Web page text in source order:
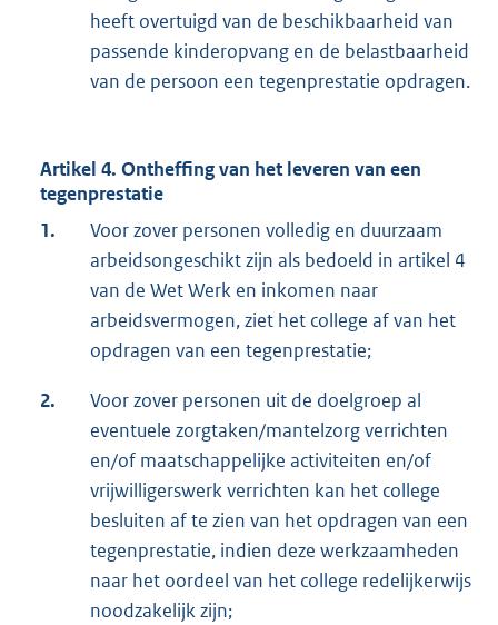
heeft overtuigd van de beschikbaarheid van
passende kinderopvang en de belastbaarheid
van de persoon een tegenprestatie opdragen.
Artikel 4. Ontheffing van het leveren van een
tegenprestatie
1.
Voor zover personen volledig en duurzaam
arbeidsongeschikt zijn als bedoeld in artikel 4
van de Wet Werk en inkomen naar
arbeidsvermogen, ziet het college af van het
opdragen van een tegenprestatie;
2.
Voor zover personen uit de doelgroep al
eventuele zorgtaken/mantelzorg verrichten
en/of maatschappelijke activiteiten en/of
vrijwilligerswerk verrichten kan het college
besluiten af te zien van het opdragen van een
tegenprestatie, indien deze werkzaamheden
naar het oordeel van het college redelijkerwijs
noodzakelijk zijn;